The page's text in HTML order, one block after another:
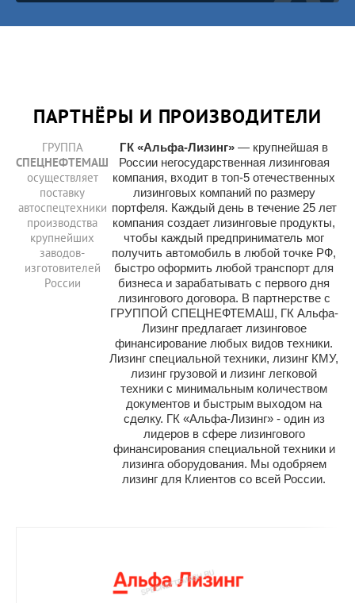
ПАРТНЁРЫ И ПРОИЗВОДИТЕЛИ
ГРУППА
СПЕЦНЕФТЕМАШ
осуществляет
поставку
автоспецтехники
производства
крупнейших
заводов-
изготовителей
России
ГК «Альфа-Лизинг» — крупнейшая в
России негосударственная лизинговая
компания, входит в топ-5 отечественных
лизинговых компаний по размеру
портфеля. Каждый день в течение 25 лет
компания создает лизинговые продукты,
чтобы каждый предприниматель мог
получить автомобиль в любой точке РФ,
быстро оформить любой транспорт для
бизнеса и зарабатывать с первого дня
лизингового договора. В партнерстве с
ГРУППОЙ СПЕЦНЕФТЕМАШ, ГК Альфа-
Лизинг предлагает лизинговое
финансирование любых видов техники.
Лизинг специальной техники, лизинг КМУ,
лизинг грузовой и лизинг легковой
техники с минимальным количеством
документов и быстрым выходом на
сделку. ГК «Альфа-Лизинг» - один из
лидеров в сфере лизингового
финансирования специальной техники и
лизинга оборудования. Мы одобряем
лизинг для Клиентов со всей России.